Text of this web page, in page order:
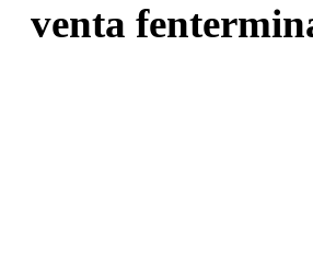
venta